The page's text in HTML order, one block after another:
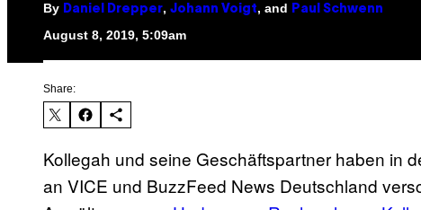
By Daniel Drepper, Johann Voigt, and Paul Schwenn
August 8, 2019, 5:09am
Share:
Kollegah und seine Geschäftspartner haben in
an VICE und BuzzFeed News Deutschland